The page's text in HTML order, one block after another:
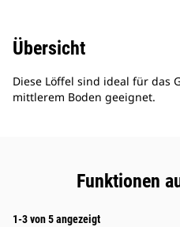
Übersicht
Diese Löffel sind ideal für das
mittlerem Boden geeignet.
Funktionen
1-3 von 5 angezeigt